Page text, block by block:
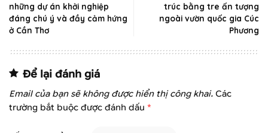
những dự án khởi nghiệp
đáng chú ý và đầy cảm hứng
ở Cần Thơ
trúc bằng tre ấn tượng
ngoài vườn quốc gia Cúc
Phương
Để lại đánh giá
Email của bạn sẽ không được hiển thị công khai. Các
trường bắt buộc được đánh dấu *